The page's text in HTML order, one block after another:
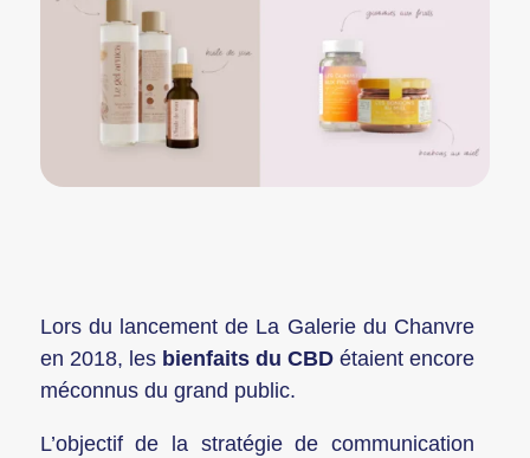
Lors du lancement de La Galerie du Chanvre
en 2018, les bienfaits du CBD étaient encore
méconnus du grand public.
L’objectif de la stratégie de communication